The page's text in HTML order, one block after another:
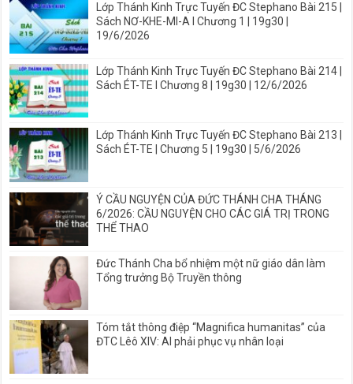
Lớp Thánh Kinh Trực Tuyến ĐC Stephano Bài 215 |
Sách NƠ-KHE-MI-A I Chương 1 | 19g30 |
19/6/2026
Lớp Thánh Kinh Trực Tuyến ĐC Stephano Bài 214 |
Sách ÉT-TE I Chương 8 | 19g30 | 12/6/2026
Lớp Thánh Kinh Trực Tuyến ĐC Stephano Bài 213 |
Sách ÉT-TE | Chương 5 | 19g30 | 5/6/2026
Ý CẦU NGUYỆN CỦA ĐỨC THÁNH CHA THÁNG
6/2026: CẦU NGUYỆN CHO CÁC GIÁ TRỊ TRONG
THỂ THAO
Đức Thánh Cha bổ nhiệm một nữ giáo dân làm
Tổng trưởng Bộ Truyền thông
Tóm tắt thông điệp “Magnifica humanitas” của
ĐTC Lêô XIV: AI phải phục vụ nhân loại